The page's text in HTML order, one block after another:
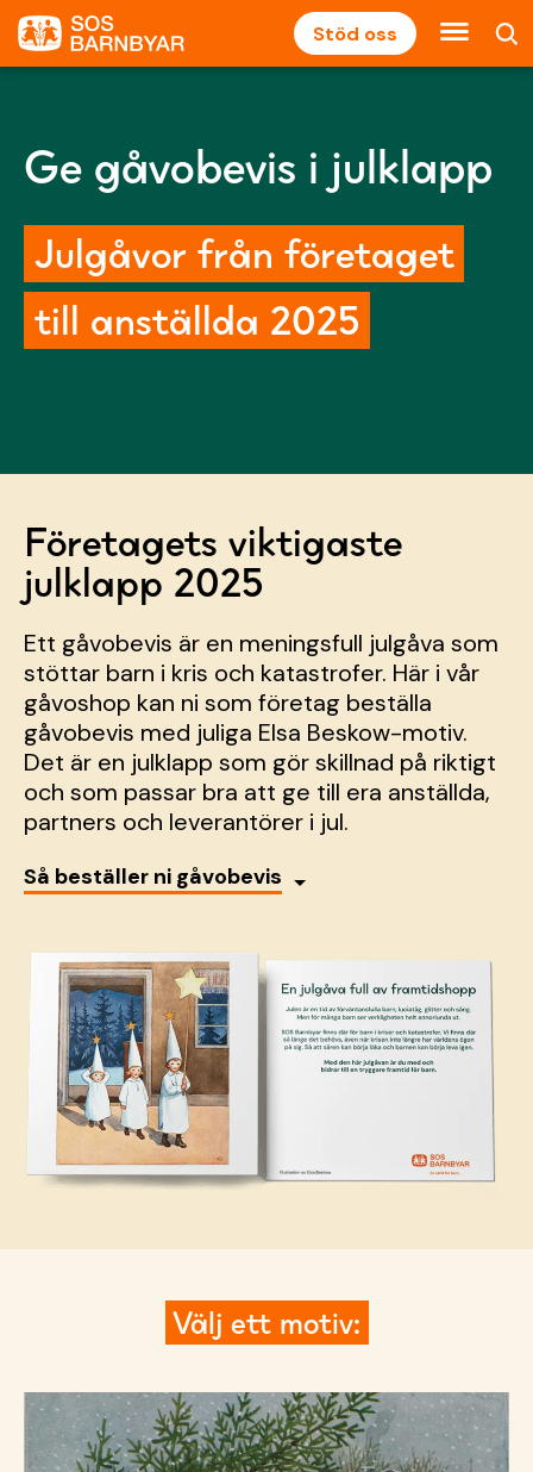
Stöd oss
Ge gåvobevis i julklapp
Julgåvor från företaget
till anställda 2025
Företagets viktigaste
julklapp 2025
Ett gåvobevis är en meningsfull julgåva som
stöttar barn i kris och katastrofer. Här i vår
gåvoshop kan ni som företag beställa
gåvobevis med juliga Elsa Beskow-motiv.
Det är en julklapp som gör skillnad på riktigt
och som passar bra att ge till era anställda,
partners och leverantörer i jul.
Så beställer ni gåvobevis
Välj ett motiv: